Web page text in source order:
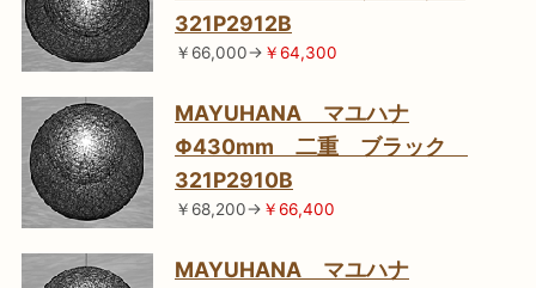
321P2912B
￥66,000→ ￥64,300
MAYUHANA マユハナ
Φ430mm 二重 ブラック
321P2910B
￥68,200→ ￥66,400
MAYUHANA マユハナ